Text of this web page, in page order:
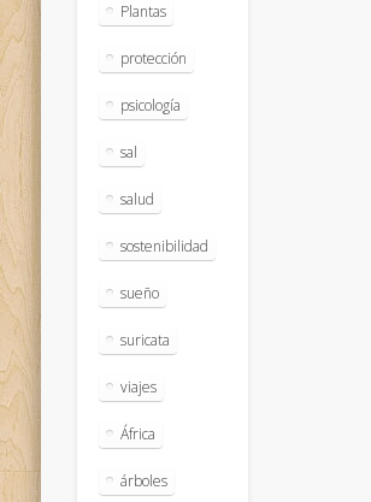
Plantas
protección
psicología
sal
salud
sostenibilidad
sueño
suricata
viajes
África
árboles